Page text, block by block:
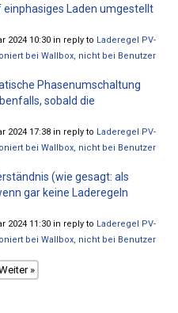
Laden umgestellt
2024 10:30 in reply to Laderegel PV-
bei Wallbox, nicht bei Benutzer
Phasenumschaltung
sobald die
2024 17:38 in reply to Laderegel PV-
bei Wallbox, nicht bei Benutzer
(wie gesagt: als
gar keine Laderegeln
2024 11:30 in reply to Laderegel PV-
bei Wallbox, nicht bei Benutzer
»